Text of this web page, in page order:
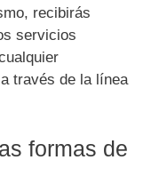
recibirás
servicios
través de la línea
formas de